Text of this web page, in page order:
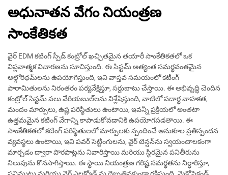
అధునాతన వేగం నియంత్రణ
సాంకేతికత
వైర్ EDM కటింగ్ స్పీడ్ కంట్రోల్ ఖచ్చితమైన తయారీ సాంకేతికతలో ఒక
విప్లవాత్మక విచారణను సూచిస్తుంది. ఈ సిస్టమ్ అత్యంత సమర్థవంతమైన
అల్గోరిథమ్‌లను ఉపయోగిస్తుంది, ఇవి వాస్తవ సమయంలో కటింగ్
పారామితులను నిరంతరం పర్యవేక్షిస్తూ, సర్దుబాటు చేస్తాయి. ఈ అభివృద్ధి చెందిన
కంట్రోల్ సిస్టమ్ పలు వేరియబుల్‌లను విశ్లేషిస్తుంది, వాటిలో పదార్థ వాహకత,
మందం మార్పులు, ఉష్ణ పరిస్థితులు ఉంటాయి, ఇవన్నీ ప్రక్రియలో అంతటా
ఉత్తమమైన కటింగ్ వేగాన్ని కాపాడుకోవడానికి ఉపయోగపడతాయి. ఈ
సాంకేతికతలో కటింగ్ పరిస్థితులలో మార్పులకు స్పందించే అనుకూల ప్రతిస్పందన
వ్యవస్థలు ఉంటాయి, ఇవి పవర్ సెట్టింగులను, వైర్ టెన్షన్‌ను స్వయంచాలకంగా
మార్చడం ద్వారా పొరపాట్లను నివారిస్తాయి మరియు స్థిరమైన పనితీరును
నిలుపును కొనసాగిస్తాయి. ఈ స్థాయి నియంత్రణ గరిష్ట సమర్థతను నిర్ధారిస్తూ,